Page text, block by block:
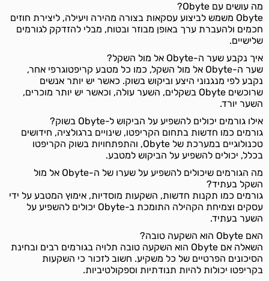
מה עושים עם Obyte?
Obyte משמש לביצוע עסקאות בצורה מהירה ויעילה, ליצירת חוזים
חכמים ולהעברת ערך באופן מבוזר ובטוח, מבלי להזדקק לגורמים
שלישיים.
איך נקבע שער ה-Obyte אל מול השקל?
שער ה-Obyte אל מול השקל, כמו כל מטבע קריפטוגרפי אחר,
נקבע לפי מנגנוני היצע וביקוש בשוק. כאשר יש יותר אנשים
שרוכשים Obyte בשקלים, השער עולה, וכאשר יש יותר מוכרים,
השער יורד.
אילו גורמים יכולים להשפיע על הביקוש ל-Obyte בשוק?
גורמים כמו חדשות בתחום הקריפטו, שינויים ברגולציה, חידושים
טכנולוגיים במערכת של Obyte, והתפתחויות בשוק הקריפטו
בכלל, יכולים להשפיע על הביקוש למטבע.
מה הגורמים שיכולים להשפיע על שערו של ה-Obyte אל מול
השקל בעתיד?
גורמים כמו תקנות חדשות, השקעות מוסדיות, אימוץ המטבע על ידי
עסקים וצמיחת הקהילה התומכת ב-Obyte יכולים להשפיע על
השער בעתיד.
האם Obyte הוא השקעה טובה?
השאלה אם Obyte הוא השקעה טובה תלויה בגורמים רבים ובחינת
הסיכונים הפרטיים של כל משקיע. חשוב לזכור כי השקעות
בקריפטו יכולות להיות תנודתיות וספקולטיביות.